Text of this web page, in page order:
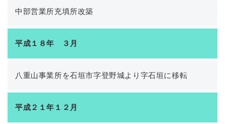
中部営業所充填所改築
平成１８年 ３月
八重山事業所を石垣市字登野城より字石垣に移転
平成２１年１２月